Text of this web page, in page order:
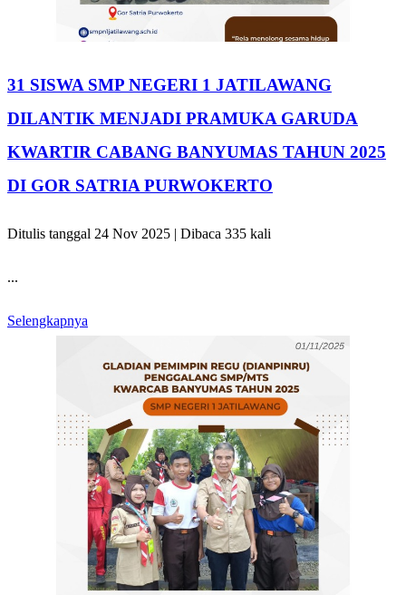
31 SISWA SMP NEGERI 1 JATILAWANG
DILANTIK MENJADI PRAMUKA GARUDA
KWARTIR CABANG BANYUMAS TAHUN 2025
DI GOR SATRIA PURWOKERTO
Ditulis tanggal 24 Nov 2025 | Dibaca 335 kali
...
Selengkapnya